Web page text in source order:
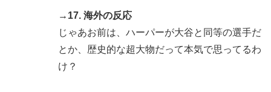
→17. 海外の反応
じゃあお前は、ハーパーが大谷と同等の選手だ
とか、歴史的な超大物だって本気で思ってるわ
け？